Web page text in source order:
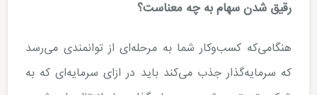
رقیق شدن سهام به چه معناست؟
هنگامی‌که کسب‌وکار شما به مرحله‌ای از توانمندی می‌رسد
که سرمایه‌گذار جذب می‌کند باید در ازای سرمایه‌ای که به